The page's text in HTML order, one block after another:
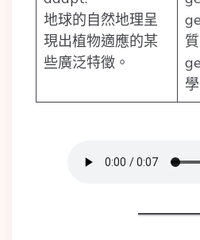
地球的自然地理呈
現出植物適應的某
些廣泛特徵。